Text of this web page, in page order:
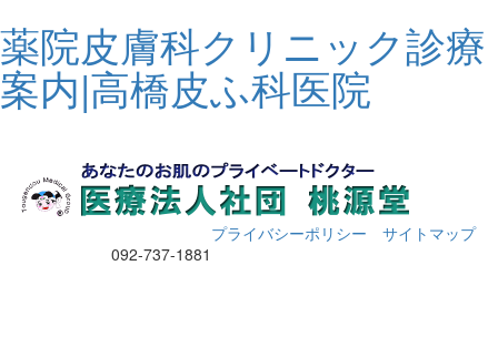
薬院皮膚科クリニック診療
案内|高橋皮ふ科医院
プライバシーポリシー
サイトマップ
092-737-1881